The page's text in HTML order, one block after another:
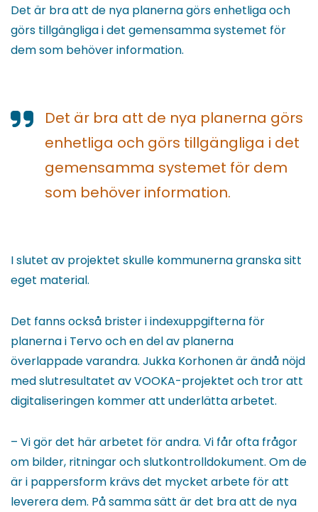
Det är bra att de nya planerna görs enhetliga och
görs tillgängliga i det gemensamma systemet för
dem som behöver information.
Det är bra att de nya planerna görs
enhetliga och görs tillgängliga i det
gemensamma systemet för dem
som behöver information.
I slutet av projektet skulle kommunerna granska sitt
eget material.
Det fanns också brister i indexuppgifterna för
planerna i Tervo och en del av planerna
överlappade varandra. Jukka Korhonen är ändå nöjd
med slutresultatet av VOOKA-projektet och tror att
digitaliseringen kommer att underlätta arbetet.
– Vi gör det här arbetet för andra. Vi får ofta frågor
om bilder, ritningar och slutkontrolldokument. Om de
är i pappersform krävs det mycket arbete för att
leverera dem. På samma sätt är det bra att de nya